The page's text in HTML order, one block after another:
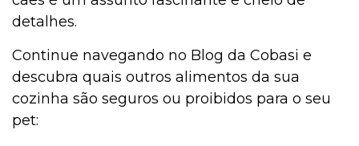
detalhes.
Continue navegando no Blog da Cobasi e
descubra quais outros alimentos da sua
cozinha são seguros ou proibidos para o seu
pet: